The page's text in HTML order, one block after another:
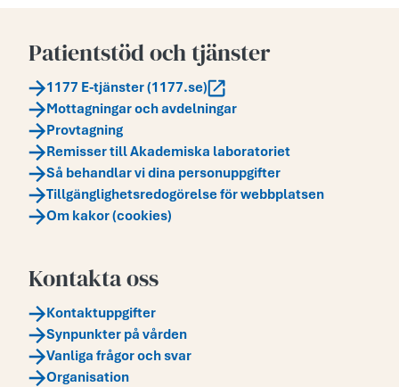
Patientstöd och tjänster
1177 E-tjänster (1177.se)
Mottagningar och avdelningar
Provtagning
Remisser till Akademiska laboratoriet
Så behandlar vi dina personuppgifter
Tillgänglighetsredogörelse för webbplatsen
Om kakor (cookies)
Kontakta oss
Kontaktuppgifter
Synpunkter på vården
Vanliga frågor och svar
Organisation